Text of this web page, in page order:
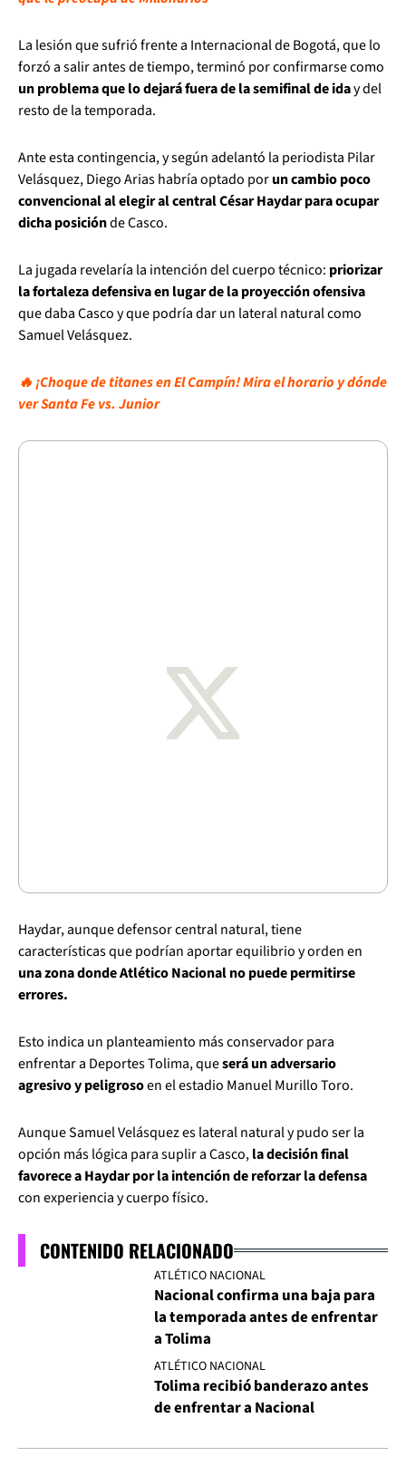
La lesión que sufrió frente a Internacional de Bogotá, que lo
forzó a salir antes de tiempo, terminó por confirmarse como
un problema que lo dejará fuera de la semifinal de iday del
resto de la temporada.
Ante esta contingencia, y según adelantó la periodista Pilar
Velásquez, Diego Arias habría optado porun cambio poco
convencional al elegir al central César Haydar para ocupar
dicha posiciónde Casco.
La jugada revelaría la intención del cuerpo técnico: priorizar
la fortaleza defensiva en lugar de la proyección ofensiva
que daba Casco y que podría dar un lateral natural como
Samuel Velásquez.
🔥 ¡Choque de titanes en El Campín! Mira el horario y dónde
ver Santa Fe vs. Junior
Haydar, aunque defensor central natural, tiene
características que podrían aportar equilibrio y orden en
una zona donde Atlético Nacional no puede permitirse
errores.
Esto indica un planteamiento más conservador para
enfrentar a Deportes Tolima, queserá un adversario
agresivo y peligrosoen el estadio Manuel Murillo Toro.
Aunque Samuel Velásquez es lateral natural y pudo ser la
opción más lógica para suplir a Casco,la decisión final
favorece a Haydar por la intención de reforzar la defensa
con experiencia y cuerpo físico.
CONTENIDO RELACIONADO
ATLÉTICO NACIONAL
Nacional confirma una baja para
la temporada antes de enfrentar
a Tolima
ATLÉTICO NACIONAL
Tolima recibió banderazo antes
de enfrentar a Nacional